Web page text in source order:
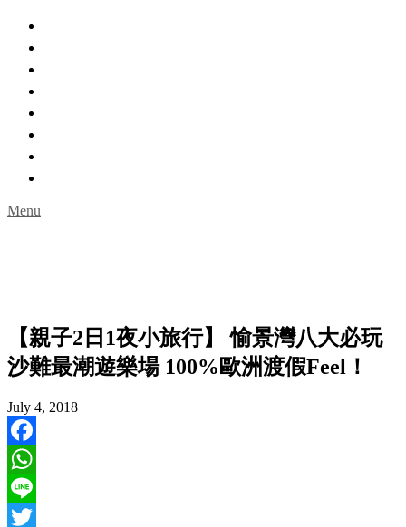
Menu
【親子2日1夜小旅行】 愉景灣八大必玩
沙難最潮遊樂場 100%歐洲渡假Feel！
July 4, 2018
Facebook
WhatsApp
Line